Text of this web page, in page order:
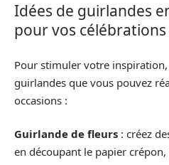
Idées de guirlandes
pour vos célébrations
Pour stimuler votre
guirlandes que vous pouvez
occasions :
Guirlande de fleurs : créez
en découpant le papier crépon,